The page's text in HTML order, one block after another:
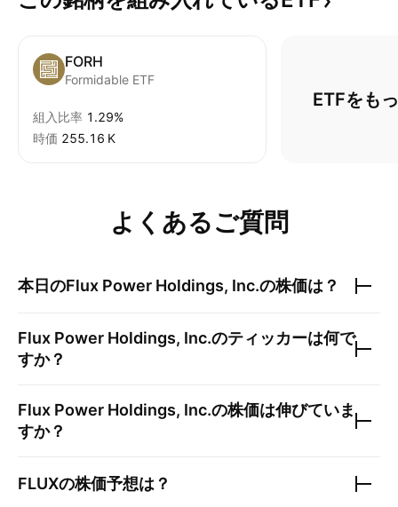
FORH
Formidable ETF
組入比率 1.29%
時価 ‪255.16 K‬
ETFをも
よくあるご質問
本日のFlux Power Holdings, Inc.の株価は？
Flux Power Holdings, Inc.のティッカーは何で
すか？
Flux Power Holdings, Inc.の株価は伸びていま
すか？
FLUXの株価予想は？